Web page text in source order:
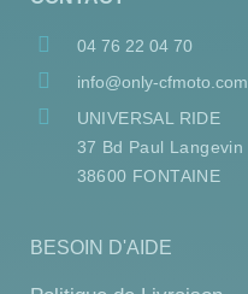
04 76 22 04 70
info@only-cfmoto.com
UNIVERSAL RIDE
37 Bd Paul Langevin
38600 FONTAINE
BESOIN D'AIDE